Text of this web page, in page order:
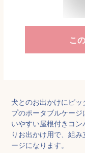
こ
犬とのお出かけにピ
プのポータブルケー
いやすい屋根付きコ
りお出かけ用で、組
ージになります。